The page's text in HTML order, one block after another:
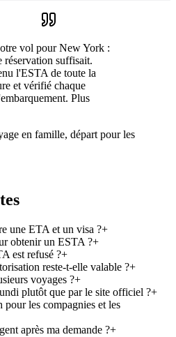
vol pour New York :
réservation suffisait.
l'ESTA de toute la
et vérifié chaque
Plus
en famille, départ pour les
une ETA et un visa ?+
obtenir un ESTA ?+
est refusé ?+
reste-t-elle valable ?+
voyages ?+
plutôt que par le site officiel ?+
les compagnies et les
après ma demande ?+